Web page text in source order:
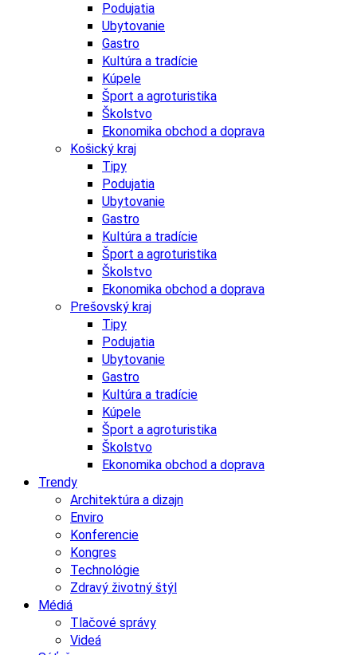
Podujatia
Ubytovanie
Gastro
Kultúra a tradície
Kúpele
Šport a agroturistika
Školstvo
Ekonomika obchod a doprava
Košický kraj
Tipy
Podujatia
Ubytovanie
Gastro
Kultúra a tradície
Šport a agroturistika
Školstvo
Ekonomika obchod a doprava
Prešovský kraj
Tipy
Podujatia
Ubytovanie
Gastro
Kultúra a tradície
Kúpele
Šport a agroturistika
Školstvo
Ekonomika obchod a doprava
Trendy
Architektúra a dizajn
Enviro
Konferencie
Kongres
Technológie
Zdravý životný štýl
Médiá
Tlačové správy
Videá